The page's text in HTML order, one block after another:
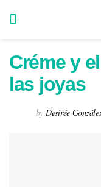
Créme y
las joyas
by Desirée